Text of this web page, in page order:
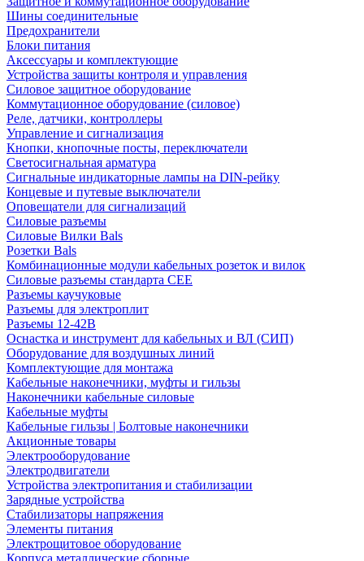
Шины соединительные
Предохранители
Блоки питания
Аксессуары и комплектующие
Устройства защиты контроля и управления
Силовое защитное оборудование
Коммутационное оборудование (силовое)
Реле, датчики, контроллеры
Управление и сигнализация
Кнопки, кнопочные посты, переключатели
Светосигнальная арматура
Сигнальные индикаторные лампы на DIN-рейку
Концевые и путевые выключатели
Оповещатели для сигнализаций
Силовые разъемы
Силовые Вилки Bals
Розетки Bals
Комбинационные модули кабельных розеток и вилок
Силовые разъемы стандарта CEE
Разъемы каучуковые
Разъемы для электроплит
Разъемы 12-42В
Оснастка и инструмент для кабельных и ВЛ (СИП)
Оборудование для воздушных линий
Комплектующие для монтажа
Кабельные наконечники, муфты и гильзы
Наконечники кабельные силовые
Кабельные муфты
Кабельные гильзы | Болтовые наконечники
Акционные товары
Электрооборудование
Электродвигатели
Устройства электропитания и стабилизации
Зарядные устройства
Стабилизаторы напряжения
Элементы питания
Электрощитовое оборудование
Корпуса металлические сборные